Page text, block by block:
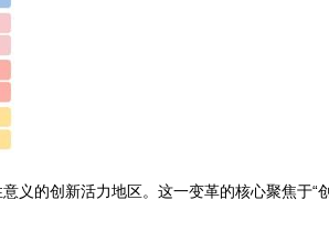
义的创新活力地区。这一变革的核心聚焦于“